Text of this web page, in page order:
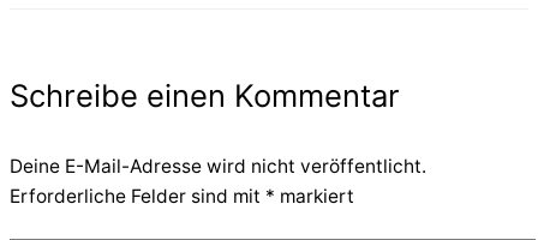
Schreibe einen Kommentar
Deine E-Mail-Adresse wird nicht veröffentlicht.
Erforderliche Felder sind mit * markiert